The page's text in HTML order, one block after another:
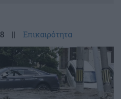
|| Επικαιρότητα